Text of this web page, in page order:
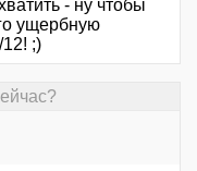
- ну чтобы
ущербную
;)